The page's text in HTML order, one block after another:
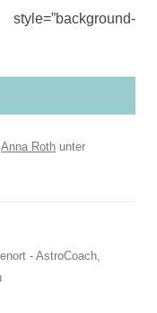
Anna Roth unter
- AstroCoach,